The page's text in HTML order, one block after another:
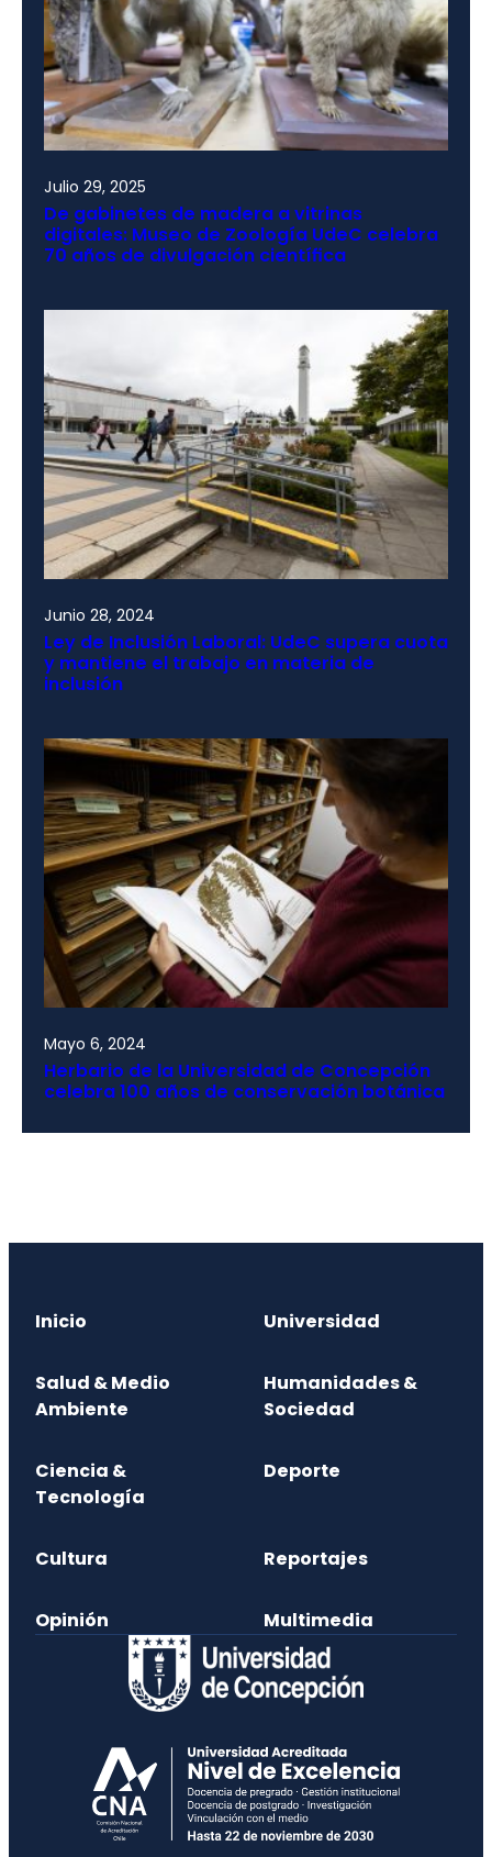
Julio 29, 2025
De gabinetes de madera a vitrinas
digitales: Museo de Zoología UdeC celebra
70 años de divulgación científica
Junio 28, 2024
Ley de Inclusión Laboral: UdeC supera cuota
y mantiene el trabajo en materia de
inclusión
Mayo 6, 2024
Herbario de la Universidad de Concepción
celebra 100 años de conservación botánica
Inicio Universidad
Salud & Medio
Ambiente
Humanidades &
Sociedad
Ciencia &
Tecnología
Deporte
Cultura Reportajes
Opinión Multimedia